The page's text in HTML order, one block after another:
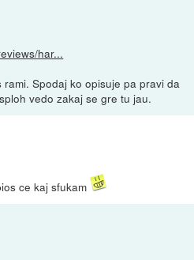
har...
Spodaj ko opisuje pa pravi da
vedo zakaj se gre tu jau.
ce kaj sfukam